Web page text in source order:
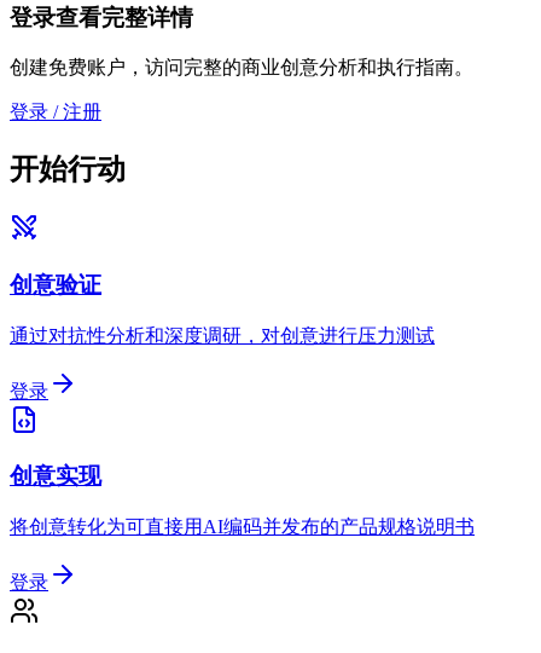
登录查看完整详情
创建免费账户，访问完整的商业创意分析和执行指南。
登录 / 注册
开始行动
创意验证
通过对抗性分析和深度调研，对创意进行压力测试
登录
创意实现
将创意转化为可直接用AI编码并发布的产品规格说明书
登录